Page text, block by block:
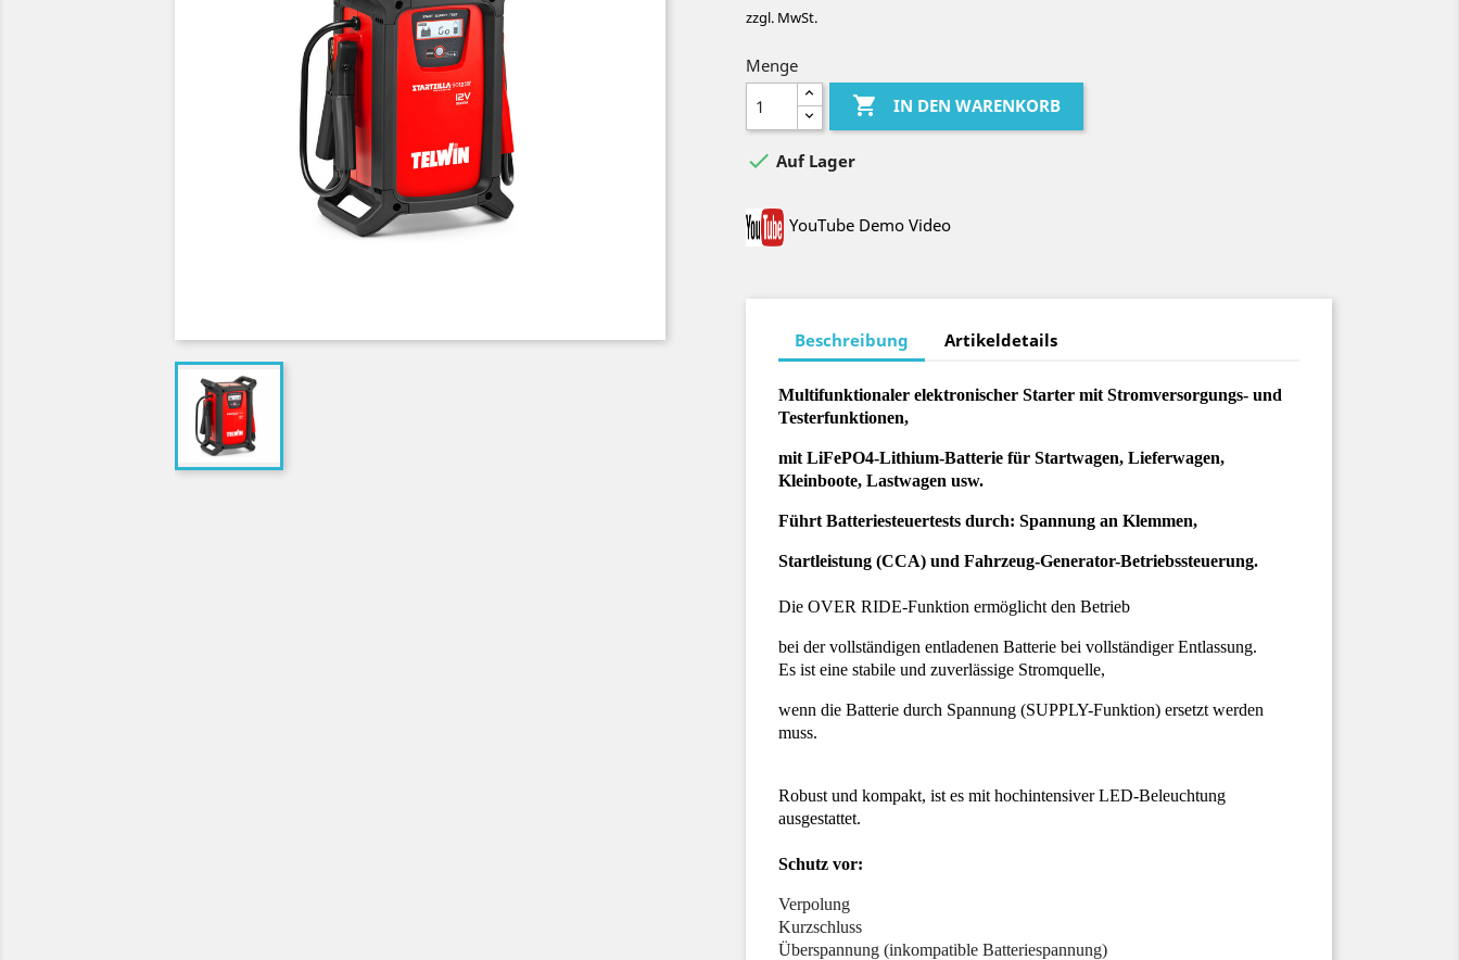
zzgl. MwSt.
Menge
 IN DEN WARENKORB
 Auf Lager
YouTube Demo Video
Beschreibung Artikeldetails
Multifunktionaler elektronischer Starter mit Stromversorgungs- und
Testerfunktionen,
mit LiFePO4-Lithium-Batterie für Startwagen, Lieferwagen,
Kleinboote, Lastwagen usw.
Führt Batteriesteuertests durch: Spannung an Klemmen,
Startleistung (CCA) und Fahrzeug-Generator-Betriebssteuerung.
Die OVER RIDE-Funktion ermöglicht den Betrieb
bei der vollständigen entladenen Batterie bei vollständiger Entlassung.
Es ist eine stabile und zuverlässige Stromquelle,
wenn die Batterie durch Spannung (SUPPLY-Funktion) ersetzt werden
muss.
Robust und kompakt, ist es mit hochintensiver LED-Beleuchtung
ausgestattet.
Schutz vor:
Verpolung
Kurzschluss
Überspannung (inkompatible Batteriespannung)